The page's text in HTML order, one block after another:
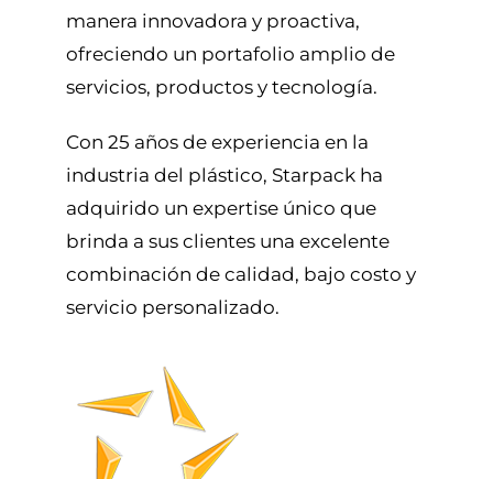
manera innovadora y proactiva,
ofreciendo un portafolio amplio de
servicios, productos y tecnología.
Con 25 años de experiencia en la
industria del plástico, Starpack ha
adquirido un expertise único que
brinda a sus clientes una excelente
combinación de calidad, bajo costo y
servicio personalizado.